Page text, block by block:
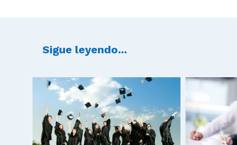
Sigue leyendo...